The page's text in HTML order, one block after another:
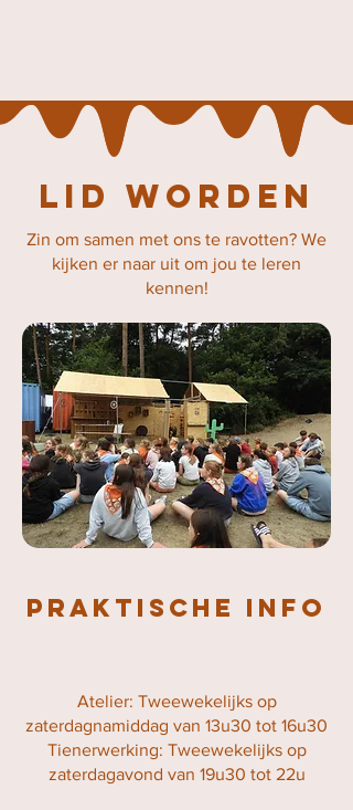
Lid worden
Zin om samen met ons te ravotten? We
kijken er naar uit om jou te leren
kennen!
praktische info
Atelier: Tweewekelijks op
zaterdagnamiddag van 13u30 tot 16u30
Tienerwerking: Tweewekelijks op
zaterdagavond van 19u30 tot 22u